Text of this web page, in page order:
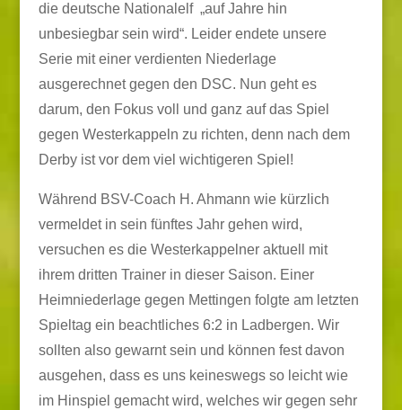
die deutsche Nationalelf „auf Jahre hin
unbesiegbar sein wird“. Leider endete unsere
Serie mit einer verdienten Niederlage
ausgerechnet gegen den DSC. Nun geht es
darum, den Fokus voll und ganz auf das Spiel
gegen Westerkappeln zu richten, denn nach dem
Derby ist vor dem viel wichtigeren Spiel!
Während BSV-Coach H. Ahmann wie kürzlich
vermeldet in sein fünftes Jahr gehen wird,
versuchen es die Westerkappelner aktuell mit
ihrem dritten Trainer in dieser Saison. Einer
Heimniederlage gegen Mettingen folgte am letzten
Spieltag ein beachtliches 6:2 in Ladbergen. Wir
sollten also gewarnt sein und können fest davon
ausgehen, dass es uns keineswegs so leicht wie
im Hinspiel gemacht wird, welches wir gegen sehr